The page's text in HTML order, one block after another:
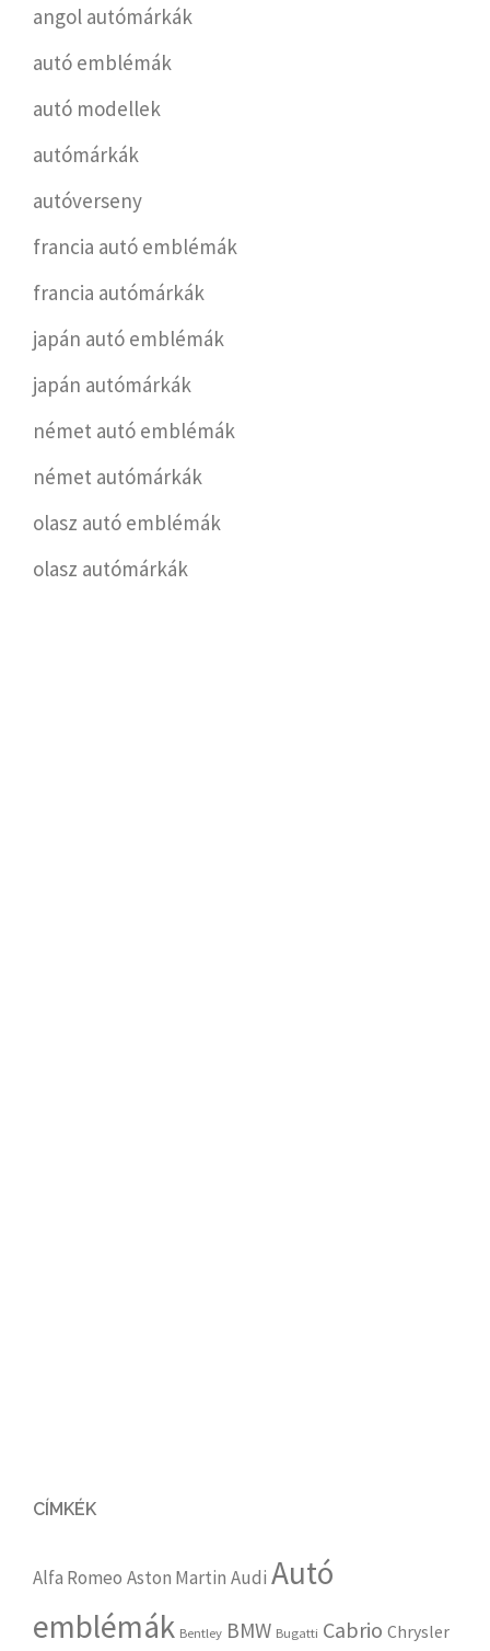
angol autómárkák
autó emblémák
autó modellek
autómárkák
autóverseny
francia autó emblémák
francia autómárkák
japán autó emblémák
japán autómárkák
német autó emblémák
német autómárkák
olasz autó emblémák
olasz autómárkák
CÍMKÉK
Alfa Romeo Aston Martin Audi Autó
emblémák Bentley BMW Bugatti Cabrio Chrysler